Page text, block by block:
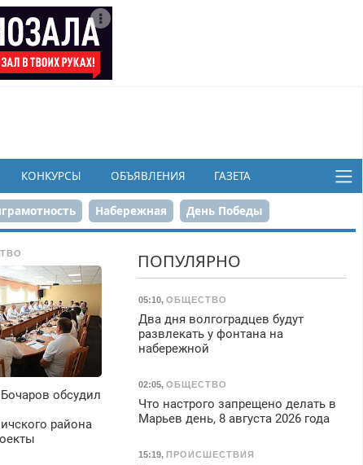
КОНКУРСЫ ОБЪЯВЛЕНИЯ ГАЗЕТА
Набережная День Победы
обсудил
района
ПОПУЛЯРНО
05:10, ОБЩЕСТВО
Два дня волгоградцев будут
развлекать у фонтана на
набережной
02:05, ОБЩЕСТВО
Что настрого запрещено делать в
Марьев день, 8 августа 2026 года
15:19, ПРОИСШЕСТВИЯ